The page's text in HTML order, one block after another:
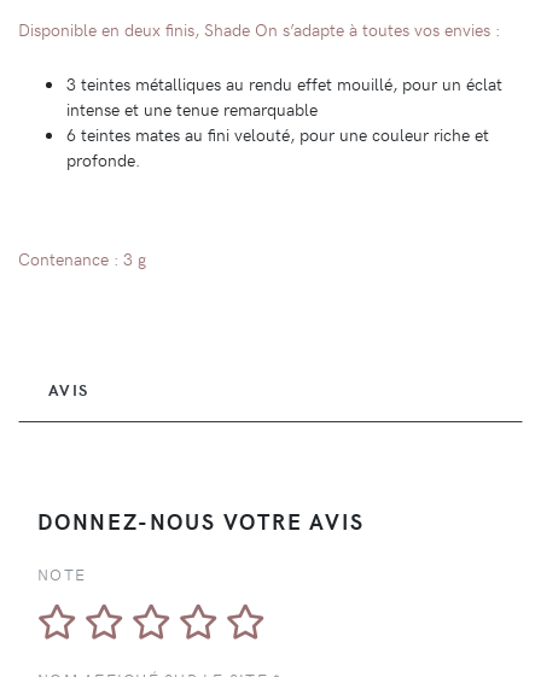
Disponible en deux finis, Shade On s’adapte à toutes vos envies :
3 teintes métalliques au rendu effet mouillé, pour un éclat
intense et une tenue remarquable
6 teintes mates au fini velouté, pour une couleur riche et
profonde.
Contenance : 3 g
AVIS
DONNEZ-NOUS VOTRE AVIS
NOTE